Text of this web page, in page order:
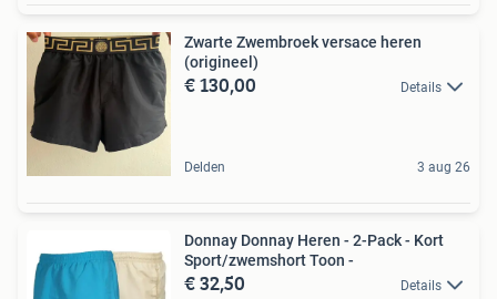
Zwarte Zwembroek versace heren
(origineel)
€ 130,00 Details
Delden 3 aug 26
Donnay Donnay Heren - 2-Pack - Kort
Sport/zwemshort Toon -
€ 32,50 Details